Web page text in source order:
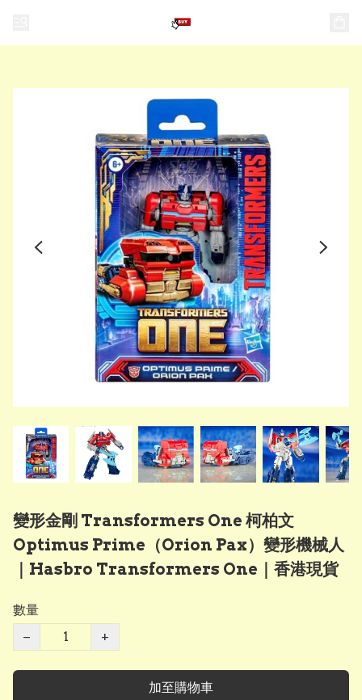
變形金剛 Transformers One 柯柏文
Optimus Prime（Orion Pax）變形機械人
｜Hasbro Transformers One｜香港現貨
數量
−
+
加至購物車